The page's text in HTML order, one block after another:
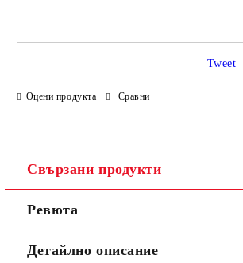
Оцени продукта Сравни
Tweet
Свързани продукти
Ревюта
Детайлно описание